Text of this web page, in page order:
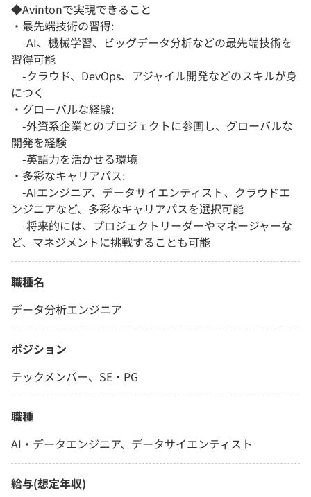
◆Avintonで実現できること
・最先端技術の習得:
-AI、機械学習、ビッグデータ分析などの最先端技術を
習得可能
-クラウド、DevOps、アジャイル開発などのスキルが身
につく
・グローバルな経験:
-外資系企業とのプロジェクトに参画し、グローバルな
開発を経験
-英語力を活かせる環境
・多彩なキャリアパス:
-AIエンジニア、データサイエンティスト、クラウドエ
ンジニアなど、多彩なキャリアパスを選択可能
-将来的には、プロジェクトリーダーやマネージャーな
ど、マネジメントに挑戦することも可能
職種名
データ分析エンジニア
ポジション
テックメンバー、SE・PG
職種
AI・データエンジニア、データサイエンティスト
給与(想定年収)